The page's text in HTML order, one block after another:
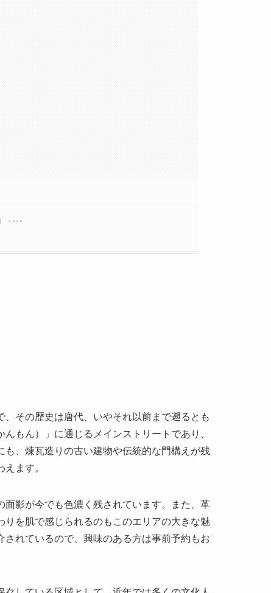
その歴史は唐代、いやそれ以前まで遡るとも
もん）」に通じるメインストリートであり、
、煉瓦造りの古い建物や伝統的な門構えが残
ます。
影が今でも色濃く残されています。また、革
を肌で感じられるのもこのエリアの大きな魅
れているので、興味のある方は事前予約もお